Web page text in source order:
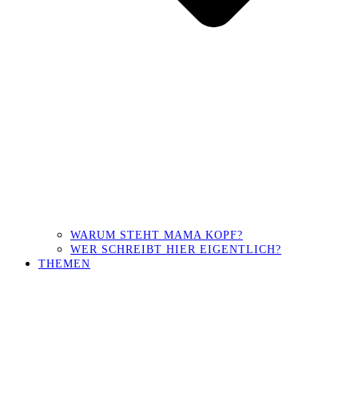
WARUM STEHT MAMA KOPF?
WER SCHREIBT HIER EIGENTLICH?
THEMEN